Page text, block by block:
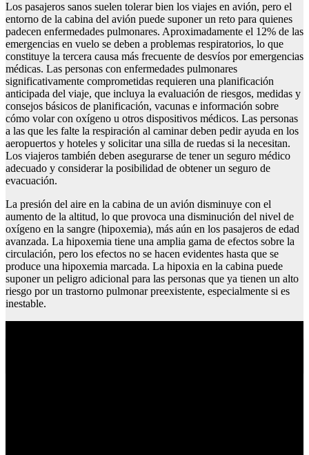
Los pasajeros sanos suelen tolerar bien los viajes en avión, pero el
entorno de la cabina del avión puede suponer un reto para quienes
padecen enfermedades pulmonares. Aproximadamente el 12% de las
emergencias en vuelo se deben a problemas respiratorios, lo que
constituye la tercera causa más frecuente de desvíos por emergencias
médicas. Las personas con enfermedades pulmonares
significativamente comprometidas requieren una planificación
anticipada del viaje, que incluya la evaluación de riesgos, medidas y
consejos básicos de planificación, vacunas e información sobre
cómo volar con oxígeno u otros dispositivos médicos. Las personas
a las que les falte la respiración al caminar deben pedir ayuda en los
aeropuertos y hoteles y solicitar una silla de ruedas si la necesitan.
Los viajeros también deben asegurarse de tener un seguro médico
adecuado y considerar la posibilidad de obtener un seguro de
evacuación.
La presión del aire en la cabina de un avión disminuye con el
aumento de la altitud, lo que provoca una disminución del nivel de
oxígeno en la sangre (hipoxemia), más aún en los pasajeros de edad
avanzada. La hipoxemia tiene una amplia gama de efectos sobre la
circulación, pero los efectos no se hacen evidentes hasta que se
produce una hipoxemia marcada. La hipoxia en la cabina puede
suponer un peligro adicional para las personas que ya tienen un alto
riesgo por un trastorno pulmonar preexistente, especialmente si es
inestable.